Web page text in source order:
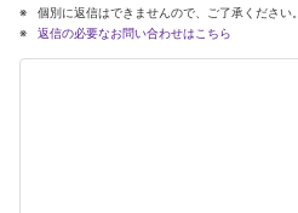
個別に返信はできませんので、ご了承ください。
返信の必要なお問い合わせはこちら